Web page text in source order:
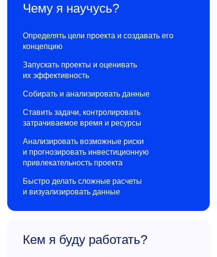
Чему я научусь?
Определять цели проекта и создавать его
концепцию
Запускать проекты и оценивать
их эффективность
Собирать и анализировать данные
Ставить задачи, контролировать
затрачиваемое время и ресурсы
Анализировать возможные риски
и прогнозировать инвестиционную
привлекательность проекта
Быстро делать сложные расчеты
и визуализировать данные
Кем я буду работать?